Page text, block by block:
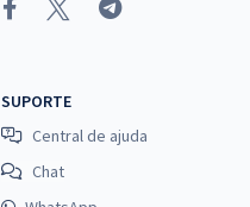
SUPORTE
Central de ajuda
Chat